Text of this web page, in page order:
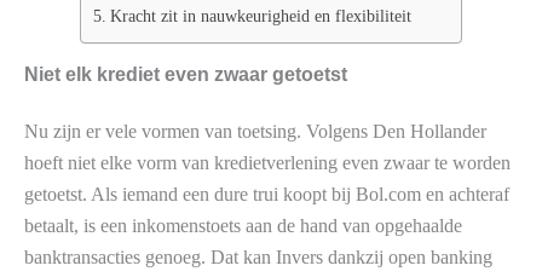
Kracht zit in nauwkeurigheid en flexibiliteit
Niet elk krediet even zwaar getoetst
Nu zijn er vele vormen van toetsing. Volgens Den Hollander
hoeft niet elke vorm van kredietverlening even zwaar te worden
getoetst. Als iemand een dure trui koopt bij Bol.com en achteraf
betaalt, is een inkomenstoets aan de hand van opgehaalde
banktransacties genoeg. Dat kan Invers dankzij open banking